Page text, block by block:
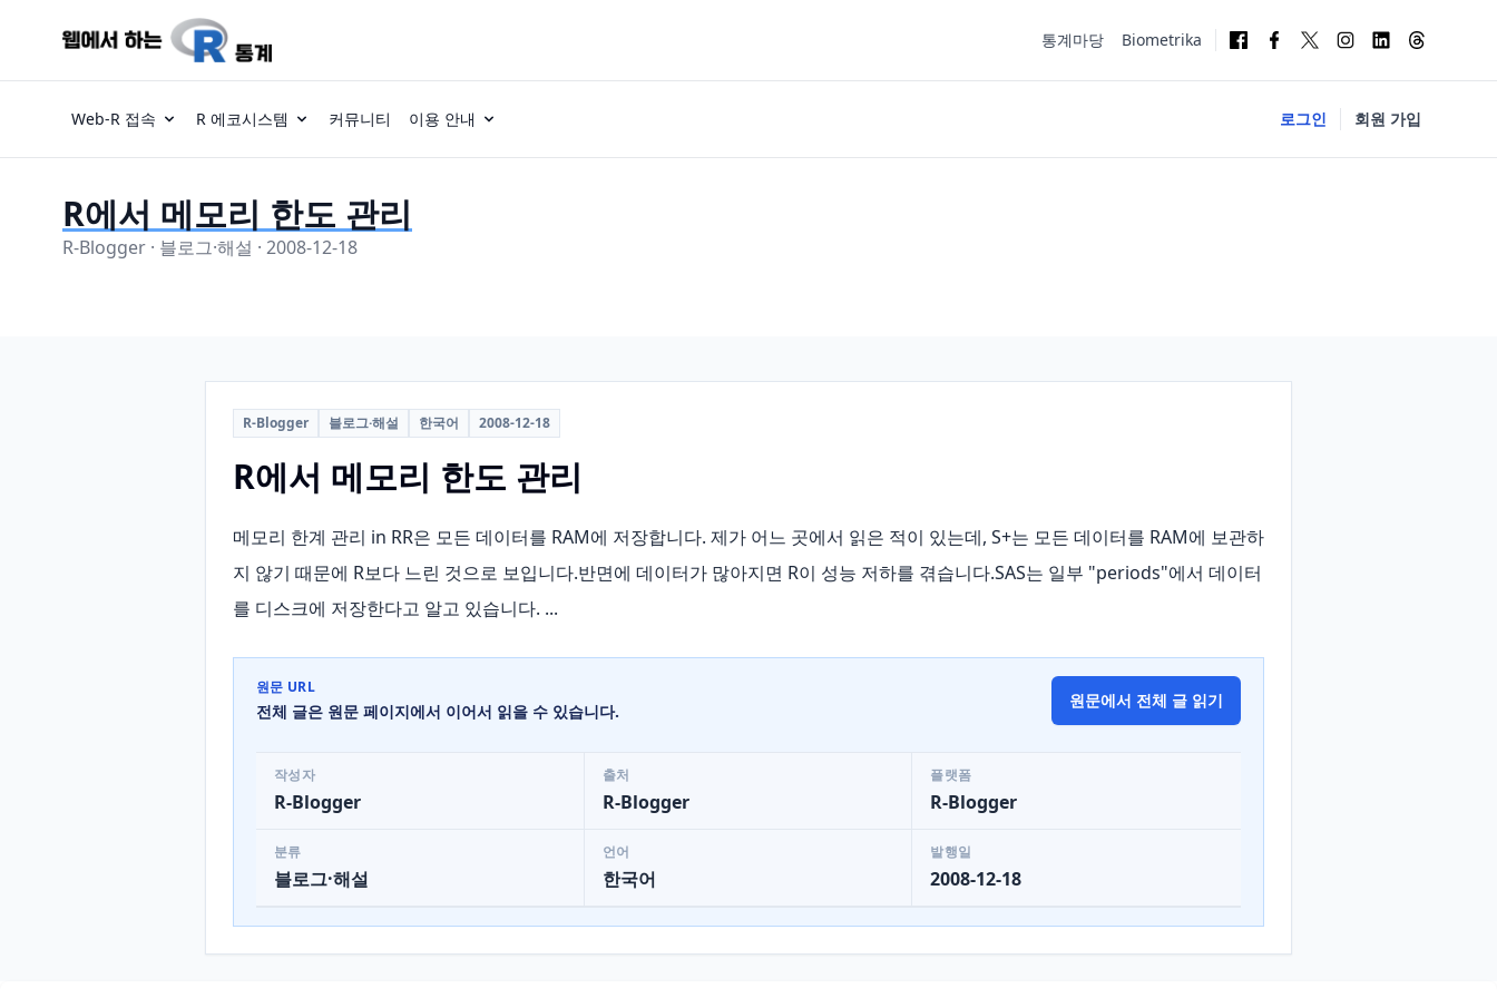
통계마당 Biometrika
Web-R 접속 R 에코시스템 커뮤니티 이용 안내 로그인 회원 가입
R에서 메모리 한도 관리
R-Blogger · 블로그·해설 · 2008-12-18
R-Blogger 블로그·해설 한국어 2008-12-18
R에서 메모리 한도 관리
메모리 한계 관리 in RR은 모든 데이터를 RAM에 저장합니다. 제가 어느 곳에서 읽은 적이 있는데, S+는 모든 데이터를 RAM에 보관하
지 않기 때문에 R보다 느린 것으로 보입니다.반면에 데이터가 많아지면 R이 성능 저하를 겪습니다.SAS는 일부 "periods"에서 데이터
를 디스크에 저장한다고 알고 있습니다. ...
원문 URL
전체 글은 원문 페이지에서 이어서 읽을 수 있습니다.
원문에서 전체 글 읽기
작성자
R-Blogger
출처
R-Blogger
플랫폼
R-Blogger
분류
블로그·해설
언어
한국어
발행일
2008-12-18